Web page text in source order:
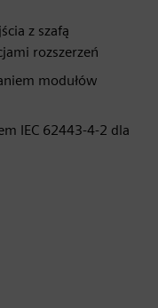
z szafą
rozszerzeń
modułów
IEC 62443-4-2 dla